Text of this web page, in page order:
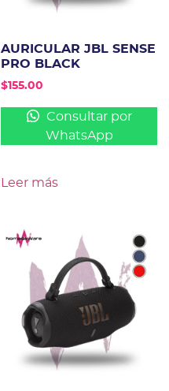
AURICULAR JBL SENSE
PRO BLACK
$155.00
Consultar por
WhatsApp
Leer más